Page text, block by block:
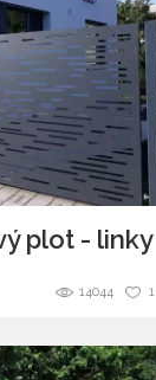
plot - linky
1
14044